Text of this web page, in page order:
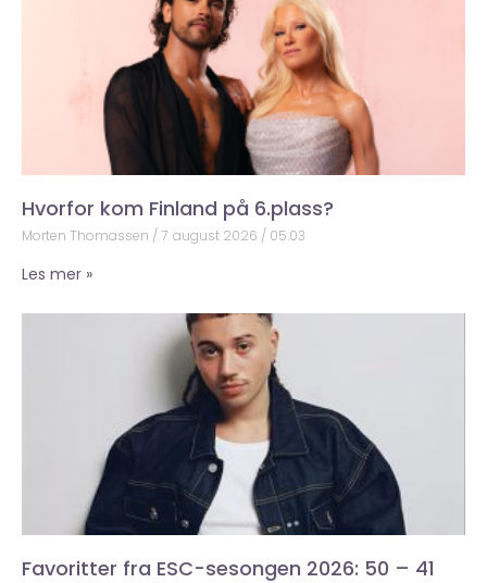
Hvorfor kom Finland på 6.plass?
Morten Thomassen 7. august 2026 05:03
Les mer »
Favoritter fra ESC-sesongen 2026: 50 – 41